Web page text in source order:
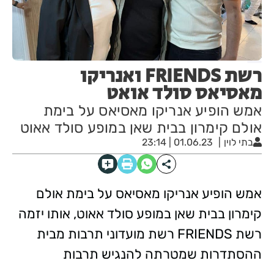
רשת FRIENDS ואנריקו
מאסיאס סולד אואט
אמש הופיע אנריקו מאסיאס על בימת
אולם קימרון בבית שאן במופע סולד אאוט
בתי לוין 01.06.23 | 23:14
אמש הופיע אנריקו מאסיאס על בימת אולם
קימרון בבית שאן במופע סולד אאוט, אותו יזמה
רשת FRIENDS רשת מועדוני תרבות מבית
ההסתדרות שמטרתה להנגיש תרבות